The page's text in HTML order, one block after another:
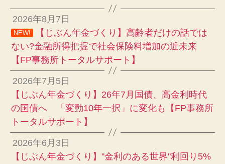
2026年8月7日
NEW!
【じぶん年金づくり】高齢者だけの話では
ない?金融所得把握で社会保険料増加の近未来
【FP事務所トータルサポート】
2026年7月5日
【じぶん年金づくり】26年7月国債、高金利時代
の国債へ 「変動10年一択」に変化も【FP事務所
トータルサポート】
2026年6月3日
【じぶん年金づくり】"金利のある世界"利回り5%